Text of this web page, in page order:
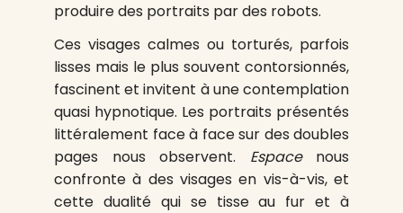
produire des portraits par des robots.
Ces visages calmes ou torturés, parfois
lisses mais le plus souvent contorsionnés,
fascinent et invitent à une contemplation
quasi hypnotique. Les portraits présentés
littéralement face à face sur des doubles
pages nous observent. Espacenous
confronte à des visages en vis-à-vis, et
cette dualité qui se tisse au fur et à